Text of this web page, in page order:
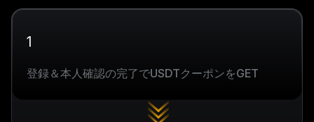
1
登録＆本人確認の完了でUSDTクーポンをGET